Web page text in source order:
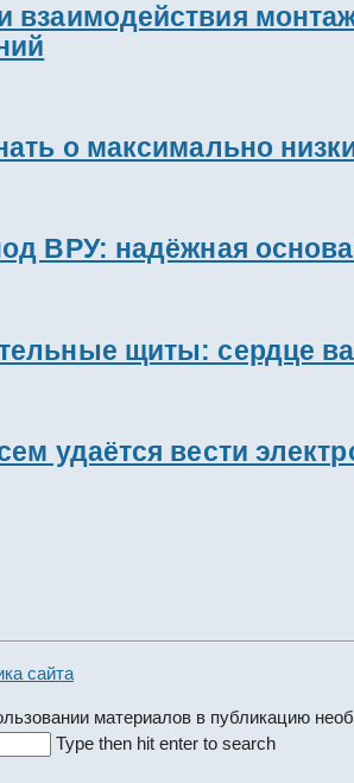
взаимодействия
о максимально
ВРУ: надёжная
щиты: сердце
удаётся вести
сайта
материалов в публикацию
Type then hit enter to search